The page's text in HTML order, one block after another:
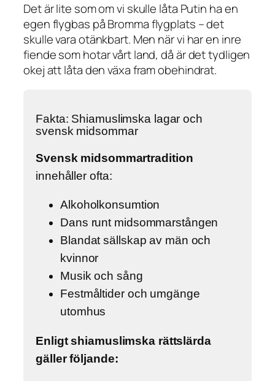
Det är lite som om vi skulle låta Putin ha en
egen flygbas på Bromma flygplats – det
skulle vara otänkbart. Men när vi har en inre
fiende som hotar vårt land, då är det tydligen
okej att låta den växa fram obehindrat.
Fakta: Shiamuslimska lagar och
svensk midsommar
Svensk midsommartradition
innehåller ofta:
Alkoholkonsumtion
Dans runt midsommarstången
Blandat sällskap av män och
kvinnor
Musik och sång
Festmåltider och umgänge
utomhus
Enligt shiamuslimska rättslärda
gäller följande: